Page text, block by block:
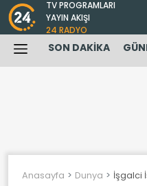
TV PROGRAMLARI
YAYIN AKIŞI
24 RADYO
SON DAKİKA
Anasayfa Dunya İşgalci